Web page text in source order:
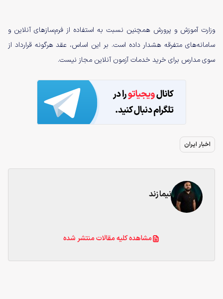
وزارت آموزش و پرورش همچنین نسبت به استفاده از فرم‌سازهای آنلاین و
سامانه‌های متفرقه هشدار داده است. بر این اساس، عقد هرگونه قرارداد از
سوی مدارس برای خرید خدمات آزمون آنلاین مجاز نیست.
اخبار ایران
نیما زند
مشاهده کلیه مقالات منتشر شده